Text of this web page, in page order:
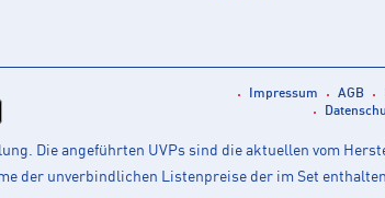
Impressum AGB
Die angeführten UVPs sind die aktuellen vom
der unverbindlichen Listenpreise der im Set